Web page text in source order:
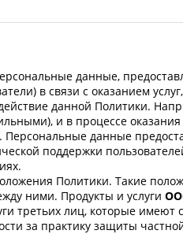
данные,
в связи с оказанием
данной Политики.
и в процессе оказания
Персональные данные
поддержки
Политики. Такие
ними. Продукты и услуги
третьих лиц, которые имеют
за практику защиты